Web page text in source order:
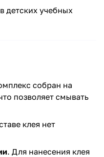
детских учебных
собран на
позволяет смывать
клея нет
. Для нанесения клея